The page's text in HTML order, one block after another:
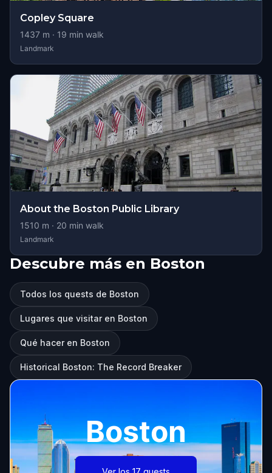
Copley Square
1437 m · 19 min walk
Landmark
About the Boston Public Library
1510 m · 20 min walk
Landmark
Descubre más en Boston
Todos los quests de Boston
Lugares que visitar en Boston
Qué hacer en Boston
Historical Boston: The Record Breaker
Boston